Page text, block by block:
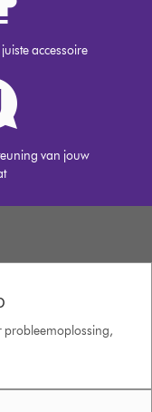
accessoire
van jouw
probleemoplossing,